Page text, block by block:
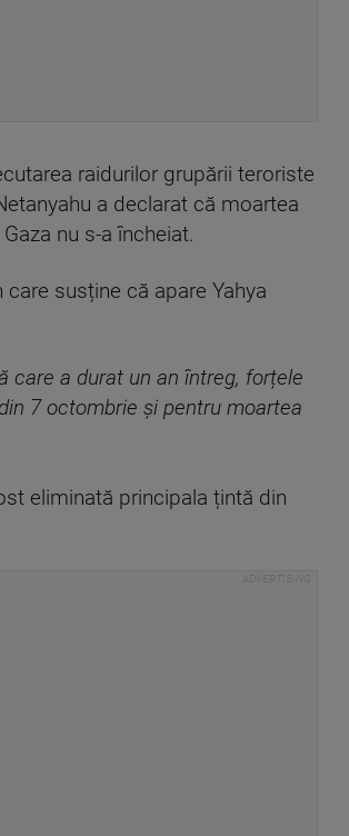
raidurilor grupării teroriste
a declarat că moartea
nu s-a încheiat.
susține că apare Yahya
care a durat un an întreg, forțele
7 octombrie și pentru moartea
eliminată principala țintă din